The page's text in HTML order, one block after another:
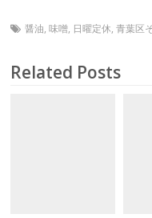
醤油,味噌, 日曜定休,青葉区
Related Posts